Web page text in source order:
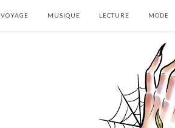
VOYAGE MUSIQUE LECTURE MODE